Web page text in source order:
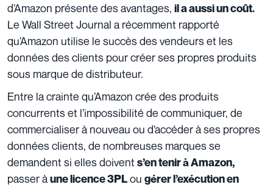
d’Amazon présente des avantages, il a aussi un coût.
Le Wall Street Journal a récemment rapporté
qu’Amazon utilise le succès des vendeurs et les
données des clients pour créer ses propres produits
sous marque de distributeur.
Entre la crainte qu’Amazon crée des produits
concurrents et l’impossibilité de communiquer, de
commercialiser à nouveau ou d’accéder à ses propres
données clients, de nombreuses marques se
demandent si elles doivent s’en tenir à Amazon,
passer àune licence 3PLou gérer l’exécution en